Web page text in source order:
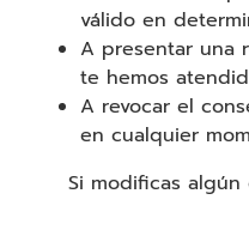
válido en
A presentar una
te hemos
A revocar el
en cualquier
Si modificas